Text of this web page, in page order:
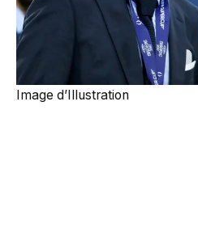
Image d’Illustration